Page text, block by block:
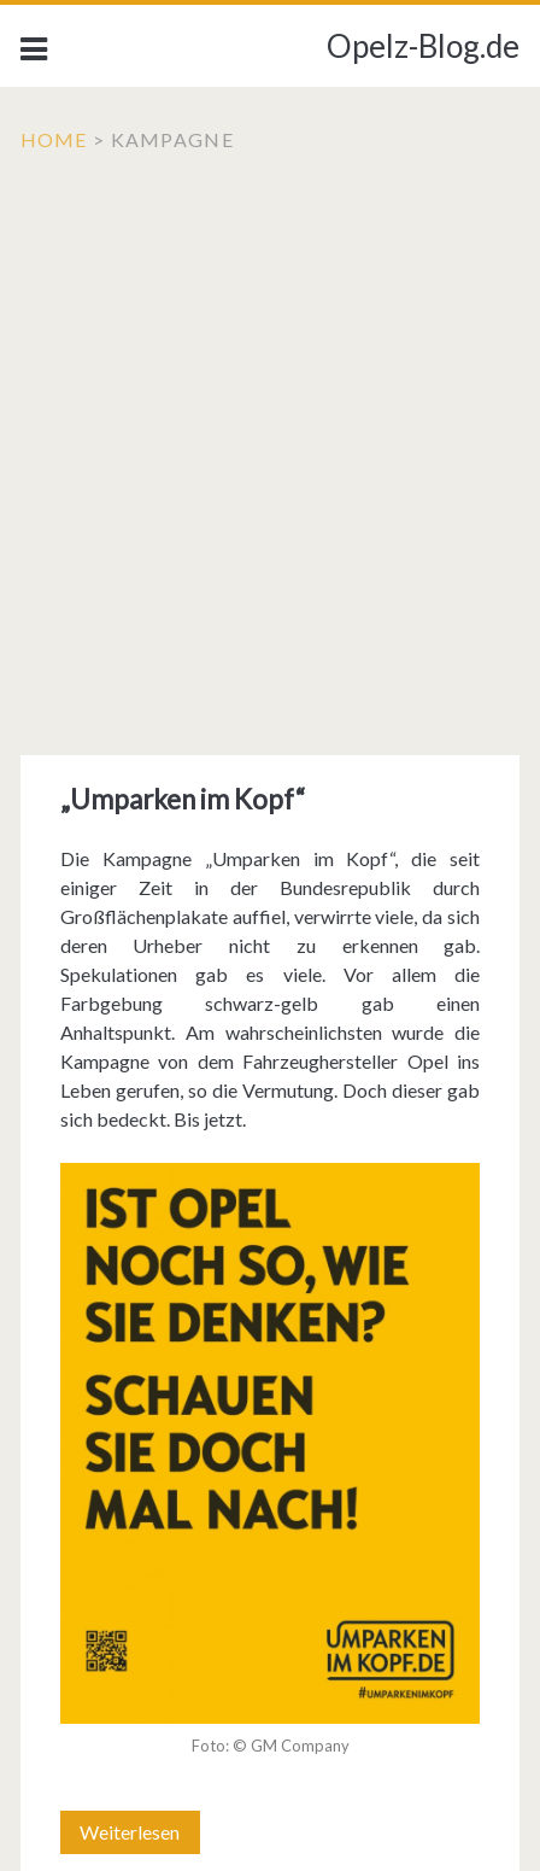
Opelz-Blog.de
HOME > KAMPAGNE
„Umparken im Kopf“
Die Kampagne „Umparken im Kopf“, die seit
einiger Zeit in der Bundesrepublik durch
Großflächenplakate auffiel, verwirrte viele, da sich
deren Urheber nicht zu erkennen gab.
Spekulationen gab es viele. Vor allem die
Farbgebung schwarz-gelb gab einen
Anhaltspunkt. Am wahrscheinlichsten wurde die
Kampagne von dem Fahrzeughersteller Opel ins
Leben gerufen, so die Vermutung. Doch dieser gab
sich bedeckt. Bis jetzt.
Foto: © GM Company
Weiterlesen